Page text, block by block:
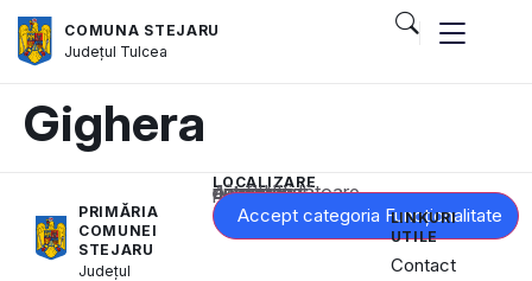
COMUNA STEJARU
Județul Tulcea
Gighera
PRIMĂRIA
COMUNEI
STEJARU
Județul
LOCALIZARE
Acest conținut este blocat până când acceptați categoria corespunzătoare de cookie-uri.
Accept categoria Funcționalitate
LINKURI
UTILE
Contact